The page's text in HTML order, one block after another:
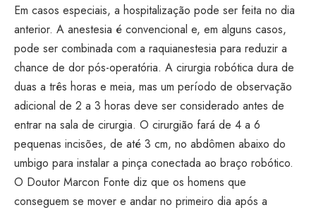
Em casos especiais, a hospitalização pode ser feita no dia
anterior. A anestesia é convencional e, em alguns casos,
pode ser combinada com a raquianestesia para reduzir a
chance de dor pós-operatória. A cirurgia robótica dura de
duas a três horas e meia, mas um período de observação
adicional de 2 a 3 horas deve ser considerado antes de
entrar na sala de cirurgia. O cirurgião fará de 4 a 6
pequenas incisões, de até 3 cm, no abdômen abaixo do
umbigo para instalar a pinça conectada ao braço robótico.
O Doutor Marcon Fonte diz que os homens que
conseguem se mover e andar no primeiro dia após a